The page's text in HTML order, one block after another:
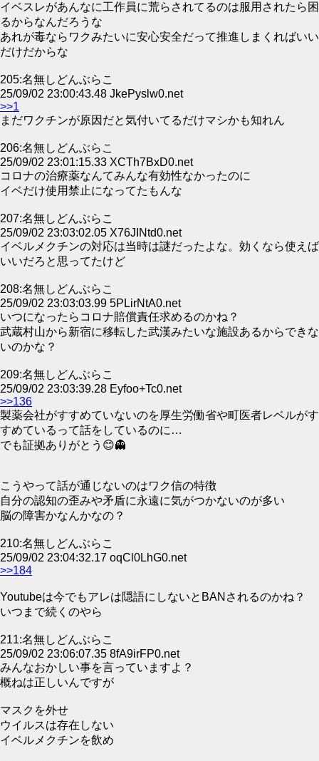
イベスレがあんなに工作員に荒らされてるのは服用されたら困
るからなんだろうな
あれが毒ならワクみたいに安心安全だって推進しまくればいい
だけだからな
205:名無しどんぶらこ
25/09/02 23:00:43.48 JkePyslw0.net
>>1
まだワクチンが原因だと気付いてるだけマシかも知れん
206:名無しどんぶらこ
25/09/02 23:01:15.33 XCTh7BxD0.net
コロナの治療薬なんてみんな有効性なかったのに
イベだけ使用禁止になってたもんな
207:名無しどんぶらこ
25/09/02 23:03:02.05 X76JINtd0.net
イベルメクチンの対応は当時は謎だったよな。効くなら使えば
いいだろと思ってたけど
208:名無しどんぶらこ
25/09/02 23:03:03.99 5PLirNtA0.net
いつになったらコロナ賠償責任求めるのかね？
武蔵村山から新宿に移転した武漢みたいな施設あるからできな
いのかな？
209:名無しどんぶらこ
25/09/02 23:03:39.28 Eyfoo+Tc0.net
>>136
製薬会社がすすめていないのを厚生労働省や町医者レベルがす
すめているって話をしているのに…
でも証拠ありがとう😊👻
こうやって話が通じないのはワク信の特徴
自分の認知の歪みや矛盾に永遠に気がつかないのが多い
脳の障害かなんかなの？
210:名無しどんぶらこ
25/09/02 23:04:32.17 oqCl0LhG0.net
>>184
Youtubeは今でもアレは隠語にしないとBANされるのかね？
いつまで続くのやら
211:名無しどんぶらこ
25/09/02 23:06:07.35 8fA9irFP0.net
みんなおかしい事を言っていますよ？
概ねは正しいんですが
マスクを外せ
ウイルスは存在しない
イベルメクチンを飲め